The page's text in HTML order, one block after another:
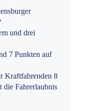
und drei
7 Punkten auf
Kraftfahrenden 8
die Fahrerlaubnis